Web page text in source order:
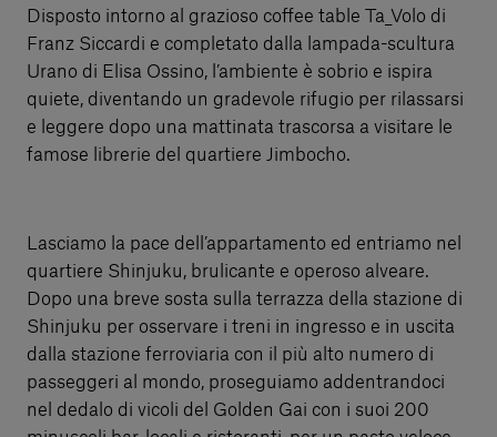
Disposto intorno al grazioso coffee table Ta_Volo di
Franz Siccardi e completato dalla lampada-scultura
Urano di Elisa Ossino, l’ambiente è sobrio e ispira
quiete, diventando un gradevole rifugio per rilassarsi
e leggere dopo una mattinata trascorsa a visitare le
famose librerie del quartiere Jimbocho.
Lasciamo la pace dell’appartamento ed entriamo nel
quartiere Shinjuku, brulicante e operoso alveare.
Dopo una breve sosta sulla terrazza della stazione di
Shinjuku per osservare i treni in ingresso e in uscita
dalla stazione ferroviaria con il più alto numero di
passeggeri al mondo, proseguiamo addentrandoci
nel dedalo di vicoli del Golden Gai con i suoi 200